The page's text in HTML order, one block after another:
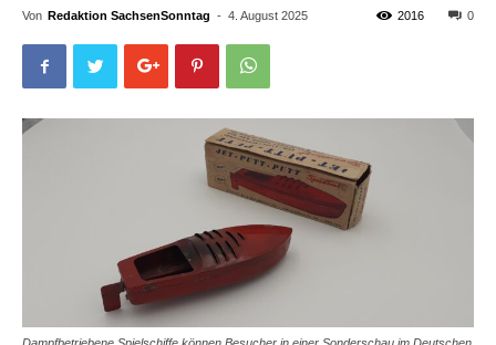
Von Redaktion SachsenSonntag - 4. August 2025 0
2016